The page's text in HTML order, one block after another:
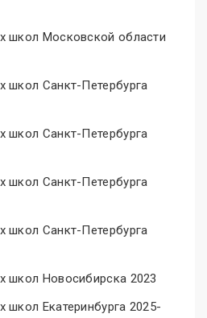
школ Московской области
школ Санкт-Петербурга
школ Санкт-Петербурга
школ Санкт-Петербурга
школ Санкт-Петербурга
школ Новосибирска 2023
школ Екатеринбурга 2025-